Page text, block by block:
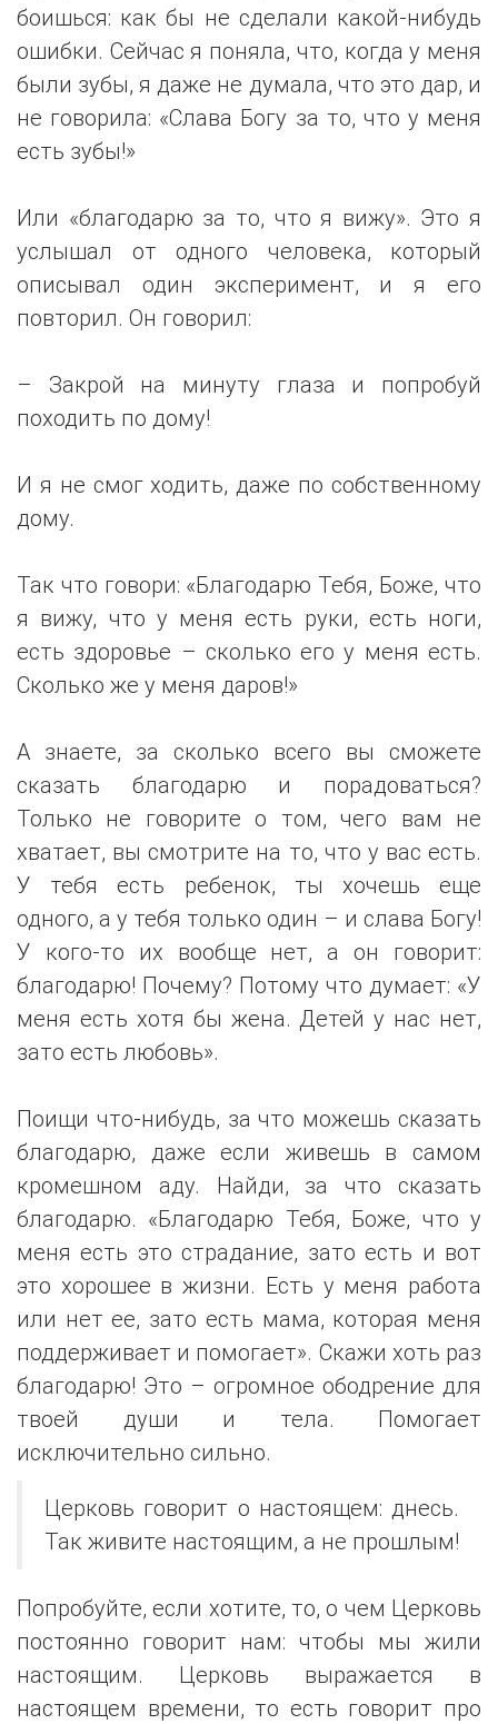
боишься: как бы не сделали какой-нибудь
ошибки. Сейчас я поняла, что, когда у меня
были зубы, я даже не думала, что это дар, и
не говорила: «Слава Богу за то, что у меня
есть зубы!»
Или «благодарю за то, что я вижу». Это я
услышал от одного человека, который
описывал один эксперимент, и я его
повторил. Он говорил:
– Закрой на минуту глаза и попробуй
походить по дому!
И я не смог ходить, даже по собственному
дому.
Так что говори: «Благодарю Тебя, Боже, что
я вижу, что у меня есть руки, есть ноги,
есть здоровье – сколько его у меня есть.
Сколько же у меня даров!»
А знаете, за сколько всего вы сможете
сказать благодарю и порадоваться?
Только не говорите о том, чего вам не
хватает, вы смотрите на то, что у вас есть.
У тебя есть ребенок, ты хочешь еще
одного, а у тебя только один – и слава Богу!
У кого-то их вообще нет, а он говорит:
благодарю! Почему? Потому что думает: «У
меня есть хотя бы жена. Детей у нас нет,
зато есть любовь».
Поищи что-нибудь, за что можешь сказать
благодарю, даже если живешь в самом
кромешном аду. Найди, за что сказать
благодарю. «Благодарю Тебя, Боже, что у
меня есть это страдание, зато есть и вот
это хорошее в жизни. Есть у меня работа
или нет ее, зато есть мама, которая меня
поддерживает и помогает». Скажи хоть раз
благодарю! Это – огромное ободрение для
твоей души и тела. Помогает
исключительно сильно.
Церковь говорит о настоящем: днесь.
Так живите настоящим, а не прошлым!
Попробуйте, если хотите, то, о чем Церковь
постоянно говорит нам: чтобы мы жили
настоящим. Церковь выражается в
настоящем времени, то есть говорит про